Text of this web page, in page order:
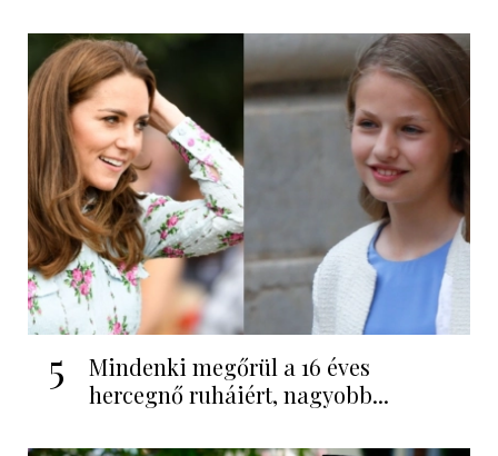
5
Mindenki megőrül a 16 éves
hercegnő ruháiért, nagyobb...